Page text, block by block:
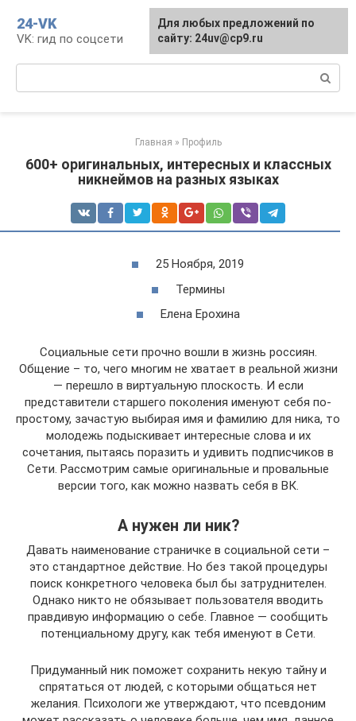
контенту
24-VK
VK: гид по соцсети
Главная » Профиль
600+ оригинальных, интересных и классных
никнеймов на разных языках
25 Ноября, 2019
Термины
Елена Ерохина
Социальные сети прочно вошли в жизнь россиян.
Общение – то, чего многим не хватает в реальной жизни
— перешло в виртуальную плоскость. И если
представители старшего поколения именуют себя по-
простому, зачастую выбирая имя и фамилию для ника, то
молодежь подыскивает интересные слова и их
сочетания, пытаясь поразить и удивить подписчиков в
Сети. Рассмотрим самые оригинальные и провальные
версии того, как можно назвать себя в ВК.
А нужен ли ник?
Давать наименование страничке в социальной сети –
это стандартное действие. Но без такой процедуры
поиск конкретного человека был бы затруднителен.
Однако никто не обязывает пользователя вводить
правдивую информацию о себе. Главное — сообщить
потенциальному другу, как тебя именуют в Сети.
Придуманный ник поможет сохранить некую тайну и
спрятаться от людей, с которыми общаться нет
желания. Психологи же утверждают, что псевдоним
Для любых предложений по
сайту: 24uv@cp9.ru